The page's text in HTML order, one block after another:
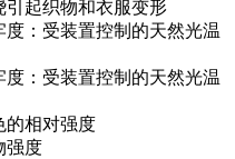
引起织物和衣服变形
度：受装置控制的天然光温
度：受装置控制的天然光温
的相对强度
强度